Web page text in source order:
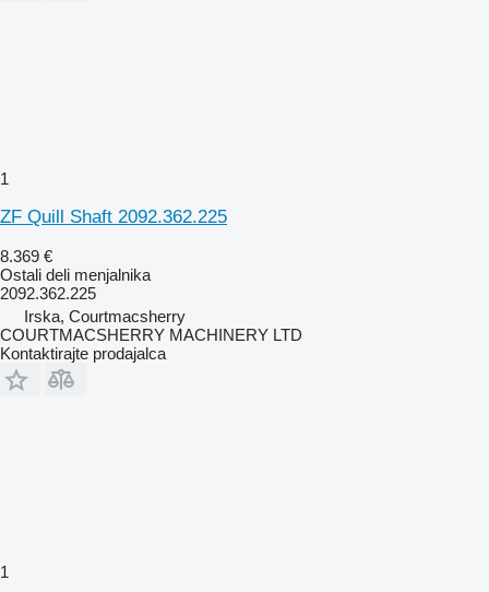
1
ZF Quill Shaft 2092.362.225
8.369 €
Ostali deli menjalnika
2092.362.225
Irska, Courtmacsherry
COURTMACSHERRY MACHINERY LTD
Kontaktirajte prodajalca
1